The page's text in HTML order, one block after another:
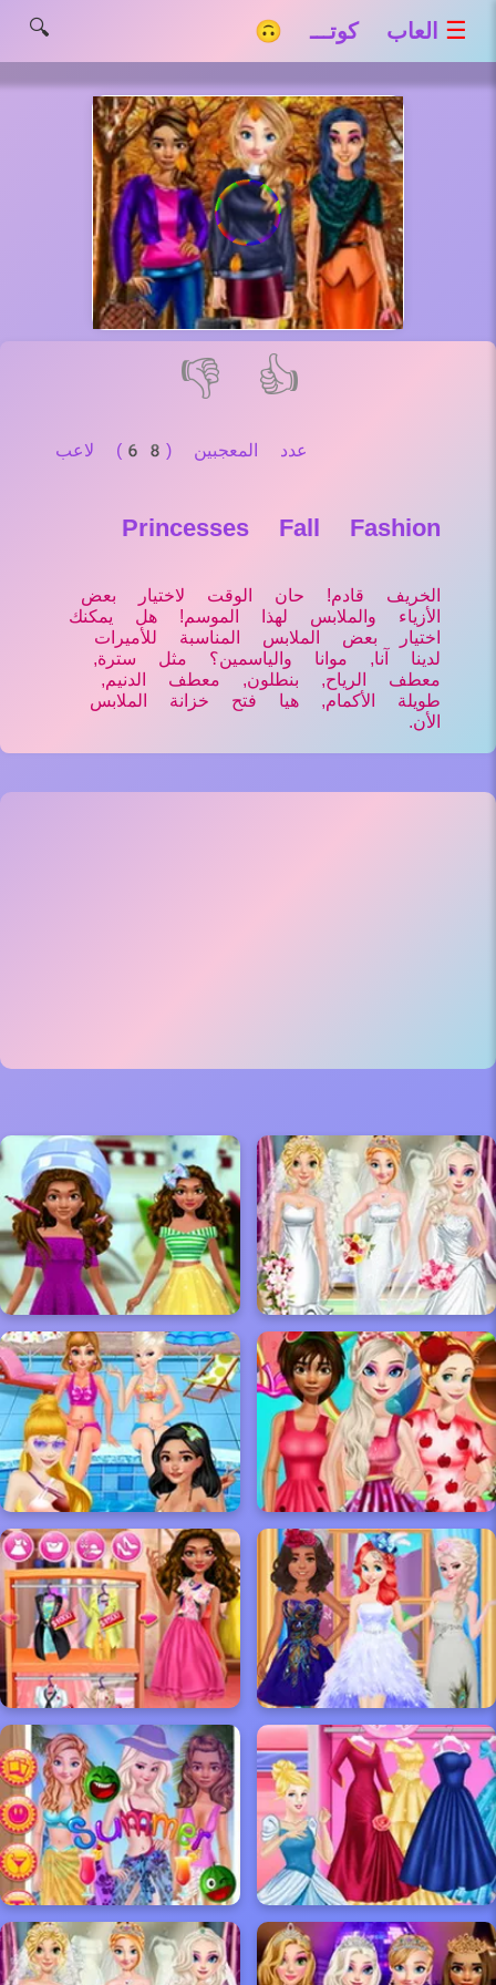
☰ العاب كوتـــ 🙃 🔍
👍
👎
عدد المعجبين (68) لاعب
Princesses Fall Fashion
الخريف قادم! حان الوقت لاختيار بعض
الأزياء والملابس لهذا الموسم! هل يمكنك
اختيار بعض الملابس المناسبة للأميرات
لدينا آنا, موانا والياسمين؟ مثل سترة,
معطف الرياح, بنطلون, معطف الدنيم,
طويلة الأكمام, هيا فتح خزانة الملابس
الأن.